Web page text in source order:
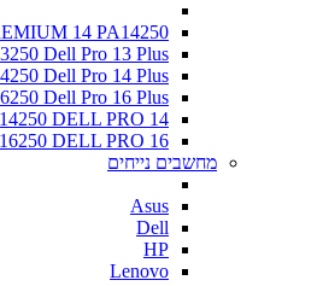
14 PA14250
Dell Pro 13 Plus
Dell Pro 14 Plus
Dell Pro 16 Plus
DELL PRO 14
DELL PRO 16
מחשבים נייחים
Asus
Dell
HP
Lenovo